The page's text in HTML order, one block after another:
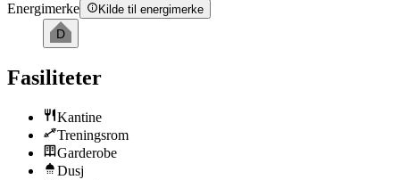
Energimerke
Kilde til energimerke
D
Fasiliteter
Kantine
Treningsrom
Garderobe
Dusj